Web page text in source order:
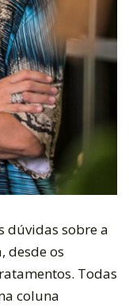
dúvidas sobre a
desde os
Todas
coluna